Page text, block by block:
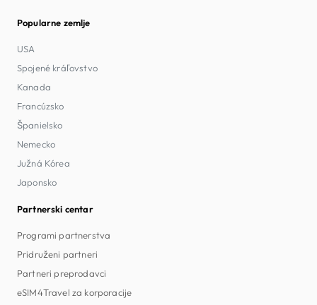
Popularne zemlje
USA
Spojené kráľovstvo
Kanada
Francúzsko
Španielsko
Nemecko
Južná Kórea
Japonsko
Partnerski centar
Programi partnerstva
Pridruženi partneri
Partneri preprodavci
eSIM4Travel za korporacije